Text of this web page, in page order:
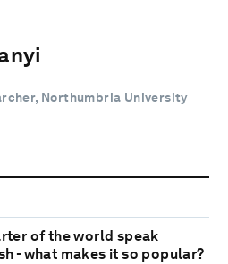
Northumbria University
of the world speak
- what makes it so popular?